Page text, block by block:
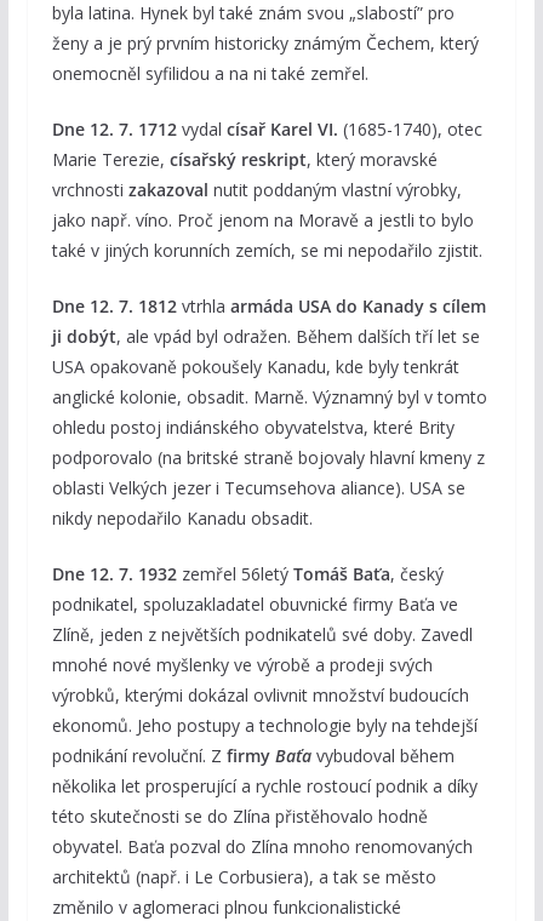
byla latina. Hynek byl také znám svou „slabostí” pro
ženy a je prý prvním historicky známým Čechem, který
onemocněl syfilidou a na ni také zemřel.
Dne 12. 7. 1712vydal císař Karel VI. (1685-1740), otec
Marie Terezie, císařský reskript, který moravské
vrchnosti zakazoval nutit poddaným vlastní výrobky,
jako např. víno. Proč jenom na Moravě a jestli to bylo
také v jiných korunních zemích, se mi nepodařilo zjistit.
Dne 12. 7. 1812vtrhla armáda USA do Kanady s cílem
ji dobýt, ale vpád byl odražen. Během dalších tří let se
USA opakovaně pokoušely Kanadu, kde byly tenkrát
anglické kolonie, obsadit. Marně. Významný byl v tomto
ohledu postoj indiánského obyvatelstva, které Brity
podporovalo (na britské straně bojovaly hlavní kmeny z
oblasti Velkých jezer i Tecumsehova aliance). USA se
nikdy nepodařilo Kanadu obsadit.
Dne 12. 7. 1932zemřel 56letý Tomáš Baťa, český
podnikatel, spoluzakladatel obuvnické firmy Baťa ve
Zlíně, jeden z největších podnikatelů své doby. Zavedl
mnohé nové myšlenky ve výrobě a prodeji svých
výrobků, kterými dokázal ovlivnit množství budoucích
ekonomů. Jeho postupy a technologie byly na tehdejší
podnikání revoluční. Z firmy Baťavybudoval během
několika let prosperující a rychle rostoucí podnik a díky
této skutečnosti se do Zlína přistěhovalo hodně
obyvatel. Baťa pozval do Zlína mnoho renomovaných
architektů (např. i Le Corbusiera), a tak se město
změnilo v aglomeraci plnou funkcionalistické